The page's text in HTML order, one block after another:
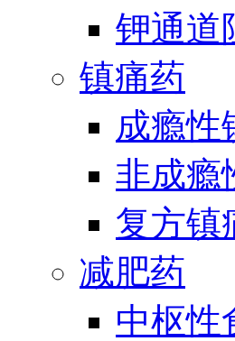
钾通道
镇痛药
成瘾性
非成瘾
复方镇
减肥药
中枢性